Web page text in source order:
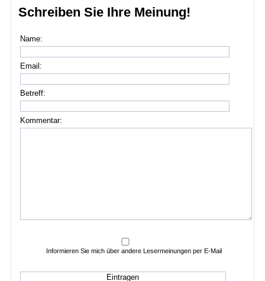
Schreiben Sie Ihre Meinung!
Name:
Email:
Betreff:
Kommentar:
Informieren Sie mich über andere Lesermeinungen per E-Mail